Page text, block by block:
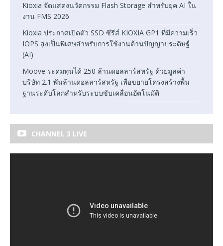
Kioxia จัดแสดงนวัตกรรม Flash Storage สำหรับยุค AI ใน
งาน FMS 2026
Kioxia ประกาศเปิดตัว SSD ซีรีส์ KIOXIA GP1 ที่มีความเร็ว
IOPS สูงเป็นพิเศษสำหรับการใช้งานด้านปัญญาประดิษฐ์
(AI)
Moove ระดมทุนได้ 250 ล้านดอลลาร์สหรัฐ ด้วยมูลค่า
บริษัท 2.1 พันล้านดอลลาร์สหรัฐ เพื่อขยายโครงสร้างพื้น
ฐานระดับโลกสำหรับระบบขับเคลื่อนอัตโนมัติ
CHANNEL 3 LIVE